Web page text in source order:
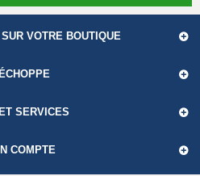
VOTRE BOUTIQUE
SERVICES
COMPTE